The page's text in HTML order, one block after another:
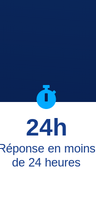
24h
en moins
de 24 heures